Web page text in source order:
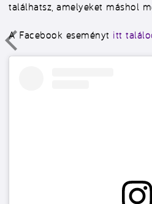
találhatsz, amelyeket máshol
A Facebook eseményt itt